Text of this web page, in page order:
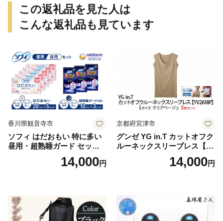
この返礼品を見た人は
こんな返礼品も見ています
香川県観音寺市
ソフィ はだおもい 特に多い
昼用・超熟睡ガード セット
羽付き ナプキン 生理用品 サ
ニタリー ユニ・チャーム
14,000円
京都府宮津市
グンゼ YG in.T カットオフク
ルーネックスリーブレス【Y
V2618P】Lサイズ クリアベ
ージュ3枚セット [№5716-04
14,000円